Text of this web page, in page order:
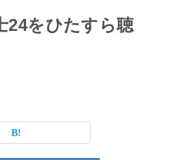
24をひたすら聴